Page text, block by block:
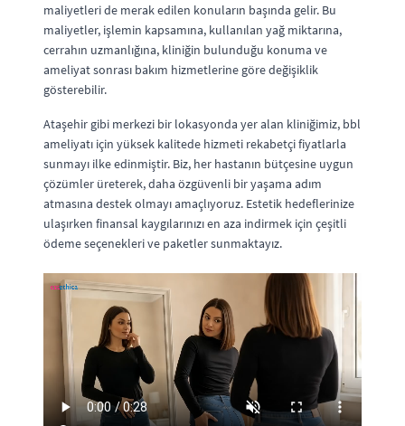
maliyetleri de merak edilen konuların başında gelir. Bu
maliyetler, işlemin kapsamına, kullanılan yağ miktarına,
cerrahın uzmanlığına, kliniğin bulunduğu konuma ve
ameliyat sonrası bakım hizmetlerine göre değişiklik
gösterebilir.
Ataşehir gibi merkezi bir lokasyonda yer alan kliniğimiz, bbl
ameliyatı için yüksek kalitede hizmeti rekabetçi fiyatlarla
sunmayı ilke edinmiştir. Biz, her hastanın bütçesine uygun
çözümler üreterek, daha özgüvenli bir yaşama adım
atmasına destek olmayı amaçlıyoruz. Estetik hedeflerinize
ulaşırken finansal kaygılarınızı en aza indirmek için çeşitli
ödeme seçenekleri ve paketler sunmaktayız.